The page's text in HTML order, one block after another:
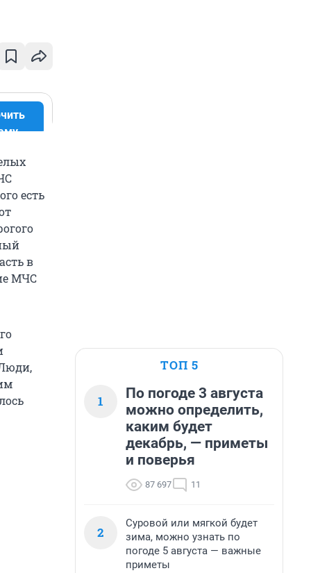
есть
в
МЧС
ТОП 5
1
По погоде 3 августа
можно определить,
каким будет
декабрь, — приметы
и поверья
87 697 11
2
Суровой или мягкой будет
зима, можно узнать по
погоде 5 августа — важные
приметы